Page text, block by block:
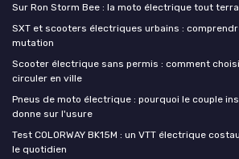
Sur Ron Storm Bee : la moto électrique tout
SXT et scooters électriques urbains :
mutation
Scooter électrique sans permis : comment
circuler en ville
Pneus de moto électrique : pourquoi le couple
donne sur l'usure
Test COLORWAY BK15M : un VTT électrique
le quotidien